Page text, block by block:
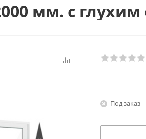
мм. с
Под заказ